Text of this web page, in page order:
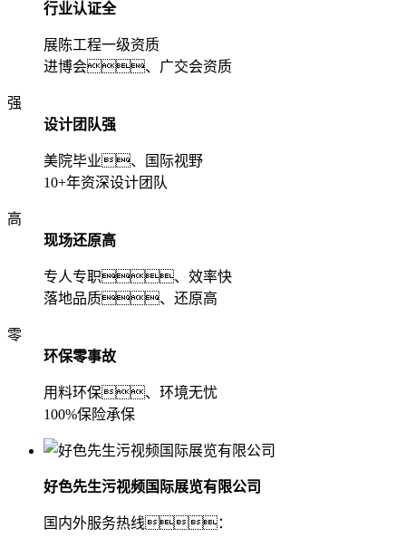
行业认证全
展陈工程一级资质
进博会、广交会资质
强
设计团队强
美院毕业、国际视野
10+年资深设计团队
高
现场还原高
专人专职、效率快
落地品质、还原高
零
环保零事故
用料环保、环境无忧
100%保险承保
好色先生污视频国际展览有限公司
国内外服务热线：